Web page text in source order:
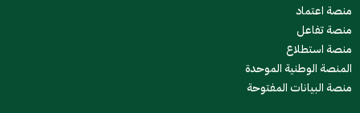
منصة اعتماد
منصة تفاعل
منصة استطلاع
المنصة الوطنية الموحدة
منصة البيانات المفتوحة